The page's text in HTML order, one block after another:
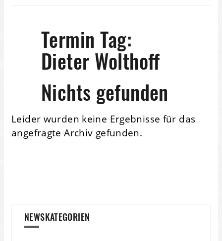
Termin Tag:
Dieter Wolthoff
Nichts gefunden
Leider wurden keine Ergebnisse für das
angefragte Archiv gefunden.
NEWSKATEGORIEN